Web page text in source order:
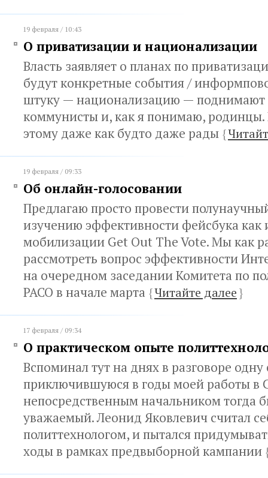
19 февраля / 10:43
О приватизации и национализации
Власть заявляет о планах по
будут конкретные события /
штуку — национализацию — поднимают
коммунисты и, как я понимаю,
этому даже как будто даже рады {
19 февраля / 09:33
Об онлайн-голосовании
Предлагаю просто провести
изучению эффективности фейсбука как
мобилизации Get Out The Vote. Мы как
рассмотреть вопрос эффективности
на очередном заседании Комитета по
РАСО в начале марта {Читайте далее}
17 февраля / 09:34
О практическом опыте
Вспоминал тут на днях в разговоре
приключившуюся в годы моей работы
непосредственным начальником тогда
уважаемый. Леонид Яковлевич считал
политтехнологом, и пытался
ходы в рамках предвыборной кампании